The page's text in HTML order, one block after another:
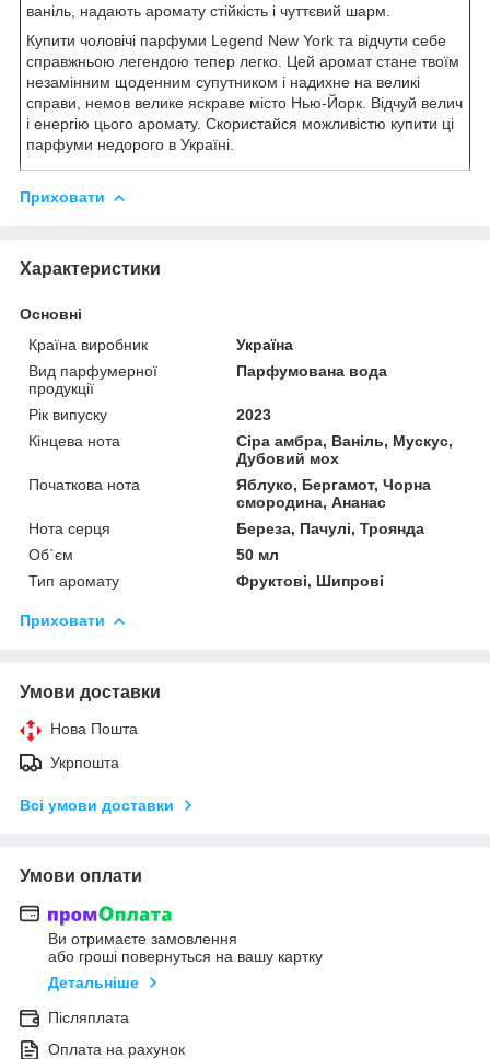
ваніль, надають аромату стійкість і чуттєвий шарм.
Купити чоловічі парфуми Legend New York та відчути себе
справжньою легендою тепер легко. Цей аромат стане твоїм
незамінним щоденним супутником і надихне на великі
справи, немов велике яскраве місто Нью-Йорк. Відчуй велич
і енергію цього аромату. Скористайся можливістю купити ці
парфуми недорого в Україні.
Приховати
Характеристики
Основні
Країна виробник
Україна
Вид парфумерної
продукції
Парфумована вода
Рік випуску
2023
Кінцева нота
Сіра амбра, Ваніль, Мускус,
Дубовий мох
Початкова нота
Яблуко, Бергамот, Чорна
смородина, Ананас
Нота серця
Береза, Пачулі, Троянда
Об`єм
50 мл
Тип аромату
Фруктові, Шипрові
Приховати
Умови доставки
Нова Пошта
Укрпошта
Всі умови доставки
Умови оплати
Ви отримаєте замовлення
або гроші повернуться на вашу картку
Детальніше
Післяплата
Оплата на рахунок